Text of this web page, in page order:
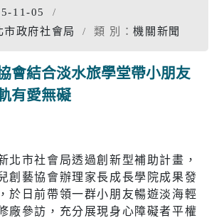
11-05
市政府社會局 類 別：機關新聞
會結合淡水旅學堂帶小朋友
有愛無礙
北市社會局透過創新型補助計畫，
創藝協會辦理家長成長學院成果發
於日前帶領一群小朋友暢遊淡海輕
廠參訪，充分展現身心障礙者平權